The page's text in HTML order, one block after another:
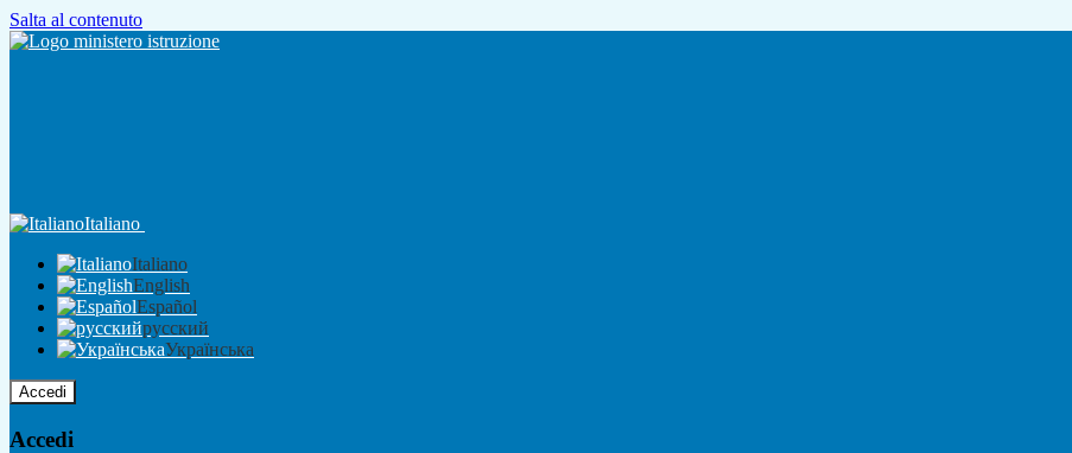
Salta al contenuto
Italiano
Italiano
English
Español
русский
Українська
Accedi
Accedi